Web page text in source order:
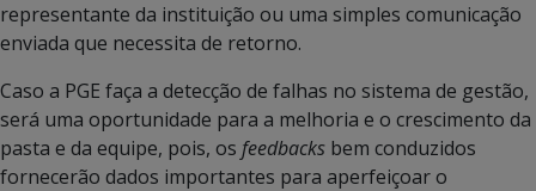
representante da instituição ou uma simples comunicação
enviada que necessita de retorno.
Caso a PGE faça a detecção de falhas no sistema de gestão,
será uma oportunidade para a melhoria e o crescimento da
pasta e da equipe, pois, os feedbacks bem conduzidos
fornecerão dados importantes para aperfeiçoar o